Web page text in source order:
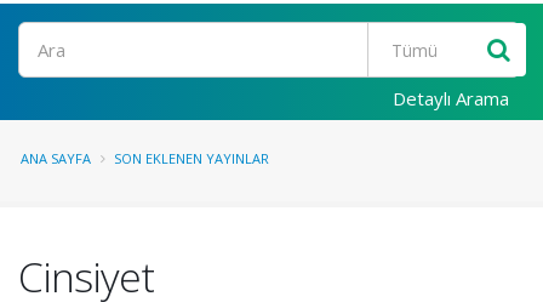
Ara
Detaylı Arama
ANA SAYFA SON EKLENEN YAYINLAR
Cinsiyet